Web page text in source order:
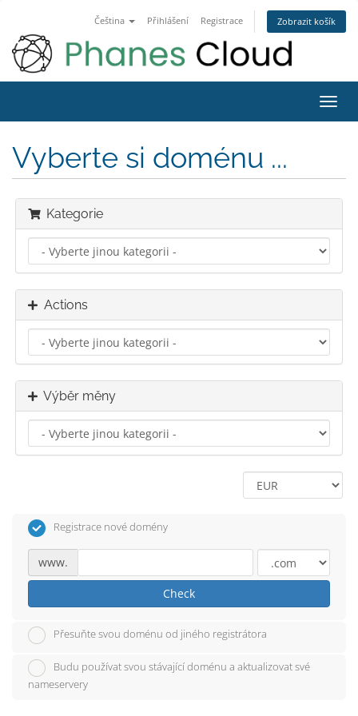
Čeština Přihlášení Registrace Zobrazit košík
Vyberte si doménu ...
Kategorie
Actions
Výběr měny
Registrace nové domény
www.
Check
Přesuňte svou doménu od jiného registrátora
Budu používat svou stávající doménu a aktualizovat své
nameservery